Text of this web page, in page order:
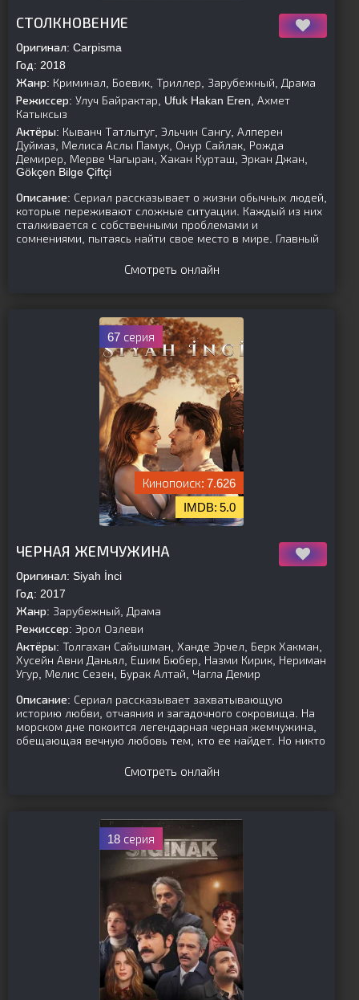
СТОЛКНОВЕНИЕ
Оригинал: Carpisma
Год: 2018
Жанр: Криминал, Боевик, Триллер, Зарубежный, Драма
Режиссер: Улуч Байрактар, Ufuk Hakan Eren, Ахмет
Катыксыз
Актёры: Кыванч Татлытуг, Эльчин Сангу, Алперен
Дуймаз, Мелиса Аслы Памук, Онур Сайлак, Рожда
Демирер, Мерве Чагыран, Хакан Курташ, Эркан Джан,
Gökçen Bilge Çiftçi
Описание: Сериал рассказывает о жизни обычных людей,
которые переживают сложные ситуации. Каждый из них
сталкивается с собственными проблемами и
сомнениями, пытаясь найти свое место в мире. Главный
Смотреть онлайн
67 серия
7.626
5.0
ЧЕРНАЯ ЖЕМЧУЖИНА
Оригинал: Siyah İnci
Год: 2017
Жанр: Зарубежный, Драма
Режиссер: Эрол Озлеви
Актёры: Толгахан Сайышман, Ханде Эрчел, Берк Хакман,
Хусейн Авни Даньял, Ешим Бюбер, Назми Кирик, Нериман
Угур, Мелис Сезен, Бурак Алтай, Чагла Демир
Описание: Сериал рассказывает захватывающую
историю любви, отчаяния и загадочного сокровища. На
морском дне покоится легендарная черная жемчужина,
обещающая вечную любовь тем, кто ее найдет. Но никто
Смотреть онлайн
18 серия